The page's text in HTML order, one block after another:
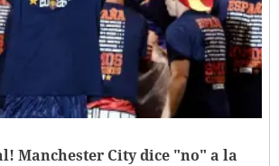
Manchester City dice "no" a la